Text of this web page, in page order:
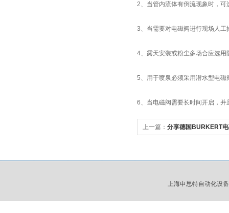
2、当管内流体有倒流现象时，可
3、当需要对电磁阀进行现场人
4、露天安装或粉尘多场合应选
5、用于喷泉必须采用潜水型电
6、当电磁阀需要长时间开启，
上一篇： 分享德国BURKERT
上海申思特自动化设